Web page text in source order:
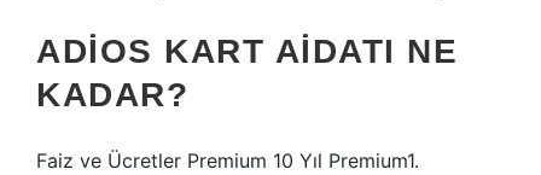
ADIOS KART AIDATI NE
KADAR?
Faiz ve Ücretler Premium 10 Yıl Premium1.